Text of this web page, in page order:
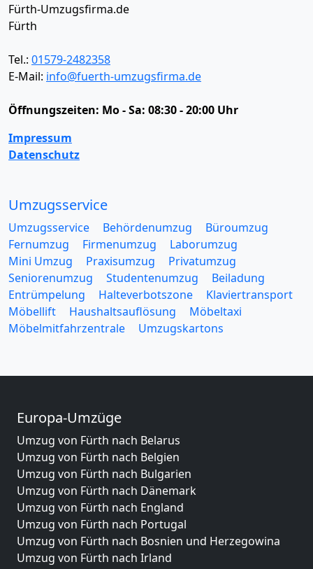
Fürth-Umzugsfirma.de
Fürth
Tel.: 01579-2482358
E-Mail: info@fuerth-umzugsfirma.de
Öffnungszeiten: Mo - Sa: 08:30 - 20:00 Uhr
Impressum
Datenschutz
Umzugsservice
Umzugsservice Behördenumzug
Büroumzug
Fernumzug
Firmenumzug
Laborumzug
Mini Umzug
Praxisumzug
Privatumzug
Seniorenumzug
Studentenumzug
Beiladung
Entrümpelung
Halteverbotszone
Klaviertransport
Möbellift
Haushaltsauflösung
Möbeltaxi
Möbelmitfahrzentrale
Umzugskartons
Europa-Umzüge
Umzug von Fürth nach Belarus
Umzug von Fürth nach Belgien
Umzug von Fürth nach Bulgarien
Umzug von Fürth nach Dänemark
Umzug von Fürth nach England
Umzug von Fürth nach Portugal
Umzug von Fürth nach Bosnien und Herzegowina
Umzug von Fürth nach Irland